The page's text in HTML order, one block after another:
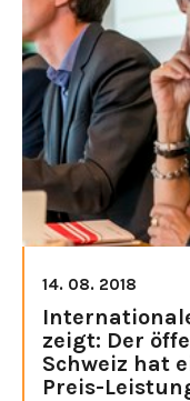
14. 08. 2018
zeigt: Der
Schweiz hat
Preis-